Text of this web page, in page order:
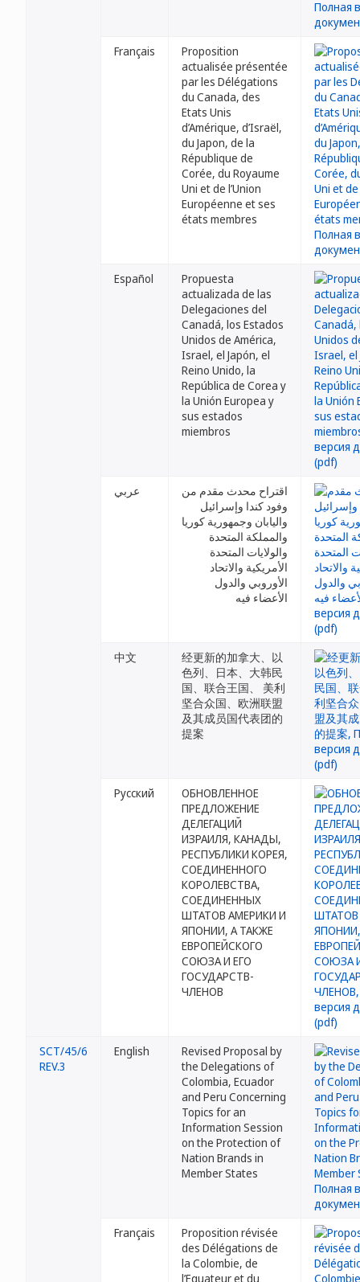
Français
Proposition
actualisée présentée
par les Délégations
du Canada, des
Etats Unis
d’Amérique, d’Israël,
du Japon, de la
République de
Corée, du Royaume
Uni et de l’Union
Européenne et ses
états membres
Español
Propuesta
actualizada de las
Delegaciones del
Canadá, los Estados
Unidos de América,
Israel, el Japón, el
Reino Unido, la
República de Corea y
la Unión Europea y
sus estados
miembros
عربي
اقتراح محدث مقدم من
وفود كندا وإسرائيل
واليابان وجمهورية كوريا
والمملكة المتحدة
والولايات المتحدة
الأمريكية والاتحاد
الأوروبي والدول
الأعضاء فيه
中文
经更新的加拿大、以
色列、日本、大韩民
国、联合王国、 美利
坚合众国、欧洲联盟
及其成员国代表团的
提案
Русский
ОБНОВЛЕННОЕ
ПРЕДЛОЖЕНИЕ
ДЕЛЕГАЦИЙ
ИЗРАИЛЯ, КАНАДЫ,
РЕСПУБЛИКИ КОРЕЯ,
СОЕДИНЕННОГО
КОРОЛЕВСТВА,
СОЕДИНЕННЫХ
ШТАТОВ АМЕРИКИ И
ЯПОНИИ, А ТАКЖЕ
ЕВРОПЕЙСКОГО
СОЮЗА И ЕГО
ГОСУДАРСТВ-
ЧЛЕНОВ
SCT/45/6
REV.3
English
Revised Proposal by
the Delegations of
Colombia, Ecuador
and Peru Concerning
Topics for an
Information Session
on the Protection of
Nation Brands in
Member States
Français
Proposition révisée
des Délégations de
la Colombie, de
l’Equateur et du